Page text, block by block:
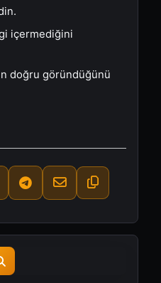
içermediğini
doğru göründüğünü